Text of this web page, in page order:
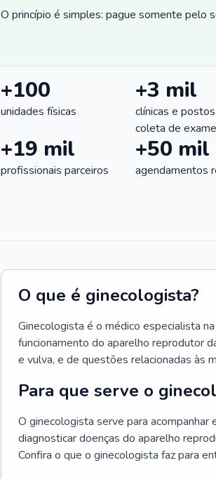
O princípio é simples: pague somente pelo
+100
unidades físicas
+3 mil
clínicas e
coleta de
+19 mil
profissionais parceiros
+50 mil
agendamentos
O que é ginecologista?
Ginecologista é o médico especialista
funcionamento do aparelho reprodutor
e vulva, e de questões relacionadas às
Para que serve o
O ginecologista serve para
diagnosticar doenças do aparelho
Confira o que o ginecologista faz para